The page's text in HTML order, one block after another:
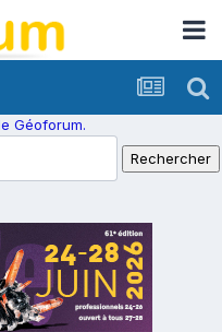
Géoforum.